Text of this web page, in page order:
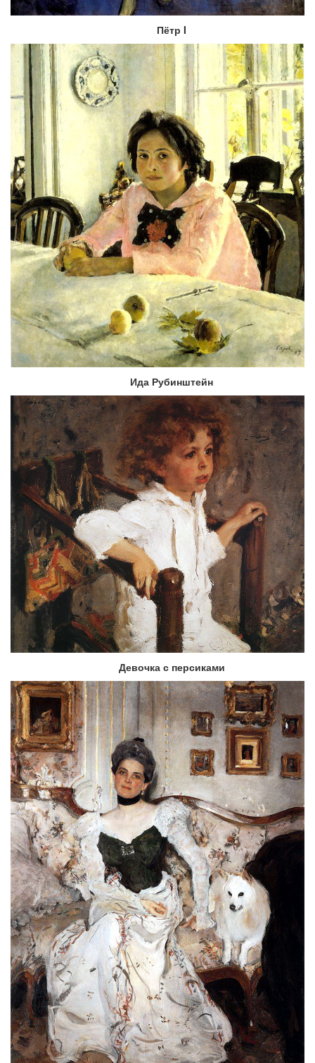
Пётр I
Ида Рубинштейн
Девочка с персиками